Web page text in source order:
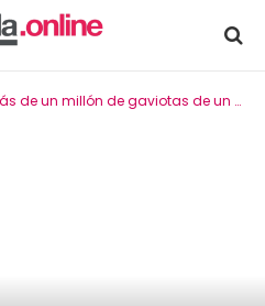
un millón de gaviotas de un basural atacan a las ballenas en Península Valdés